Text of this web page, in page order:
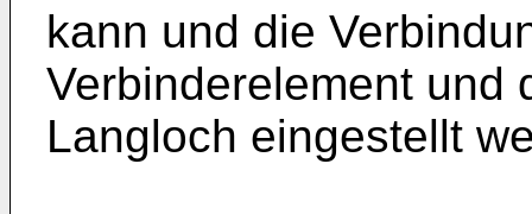
kann und die
Verbinderelement und
Langloch eingestellt